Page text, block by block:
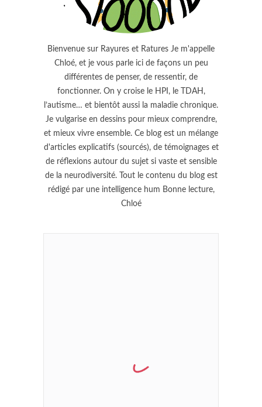
Bienvenue sur Rayures et Ratures Je m'appelle
Chloé, et je vous parle ici de façons un peu
différentes de penser, de ressentir, de
fonctionner. On y croise le HPI, le TDAH,
l’autisme… et bientôt aussi la maladie chronique.
Je vulgarise en dessins pour mieux comprendre,
et mieux vivre ensemble. Ce blog est un mélange
d'articles explicatifs (sourcés), de témoignages et
de réflexions autour du sujet si vaste et sensible
de la neurodiversité. Tout le contenu du blog est
rédigé par une intelligence hum Bonne lecture,
Chloé